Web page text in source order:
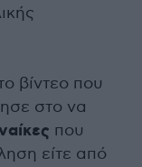
βίντεο που
στο να
που
είτε από